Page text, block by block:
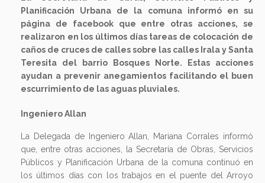
Planificación Urbana de la comuna informó en su
página de facebook que entre otras acciones, se
realizaron en los últimos días tareas de colocación de
caños de cruces de calles sobre las calles Irala y Santa
Teresita del barrio Bosques Norte. Estas acciones
ayudan a prevenir anegamientos facilitando el buen
escurrimiento de las aguas pluviales.
Ingeniero Allan
La Delegada de Ingeniero Allan, Mariana Corrales informó
que, entre otras acciones, la Secretaría de Obras, Servicios
Públicos y Planificación Urbana de la comuna continuó en
los últimos días con los trabajos en el puente del Arroyo